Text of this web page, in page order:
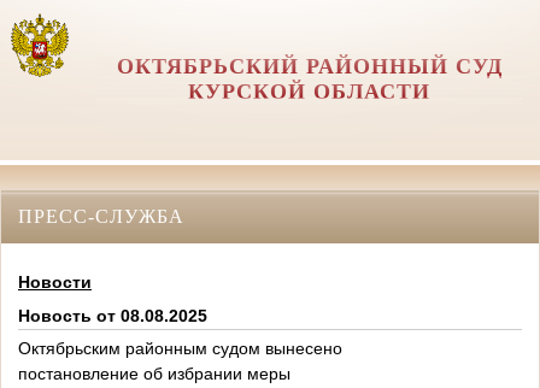
ОКТЯБРЬСКИЙ РАЙОННЫЙ СУД
КУРСКОЙ ОБЛАСТИ
ПРЕСС-СЛУЖБА
Новости
Новость от 08.08.2025
Октябрьским районным судом вынесено
постановление об избрании меры